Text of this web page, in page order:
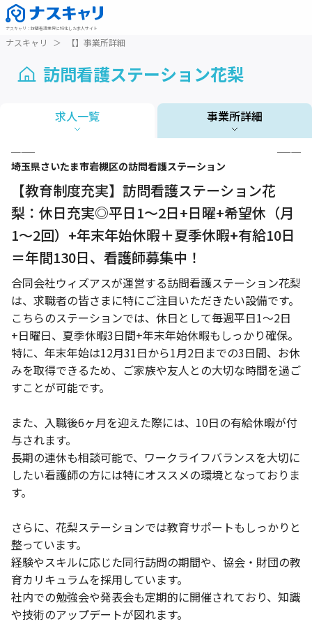
ナスキャリ ： 訪問看護業界に特化した求人サイト
ナスキャリ ＞ 【】事業所詳細
訪問看護ステーション花梨
求人一覧 事業所詳細
1 / 3
埼玉県さいたま市岩槻区の訪問看護ステーション
【教育制度充実】訪問看護ステーション花
梨：休日充実◎平日1～2日+日曜+希望休（月
1～2回）+年末年始休暇＋夏季休暇+有給10日
＝年間130日、看護師募集中！
合同会社ウィズアスが運営する訪問看護ステーション花梨
は、求職者の皆さまに特にご注目いただきたい設備です。
こちらのステーションでは、休日として毎週平日1～2日
+日曜日、夏季休暇3日間+年末年始休暇もしっかり確保。
特に、年末年始は12月31日から1月2日までの3日間、お休
みを取得できるため、ご家族や友人との大切な時間を過ご
すことが可能です。
また、入職後6ヶ月を迎えた際には、10日の有給休暇が付
与されます。
長期の連休も相談可能で、ワークライフバランスを大切に
したい看護師の方には特にオススメの環境となっておりま
す。
さらに、花梨ステーションでは教育サポートもしっかりと
整っています。
経験やスキルに応じた同行訪問の期間や、協会・財団の教
育カリキュラムを採用しています。
社内での勉強会や発表会も定期的に開催されており、知識
や技術のアップデートが図れます。